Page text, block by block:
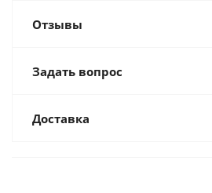
Отзывы
Задать вопрос
Доставка